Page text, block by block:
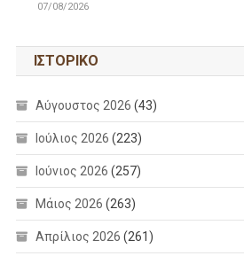
07/08/2026
ΙΣΤΟΡΙΚΌ
Αύγουστος 2026 (43)
Ιούλιος 2026 (223)
Ιούνιος 2026 (257)
Μάιος 2026 (263)
Απρίλιος 2026 (261)